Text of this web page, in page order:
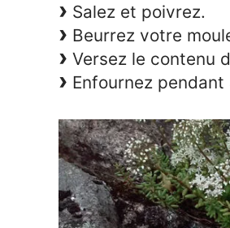
Salez et poivrez.
Beurrez votre
Versez le contenu
Enfournez pendant